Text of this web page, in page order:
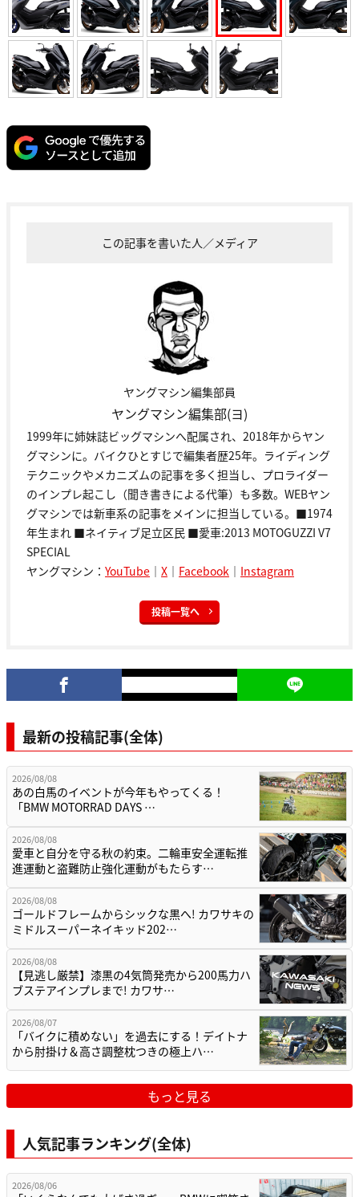
この記事を書いた人／メディア
ヤングマシン編集部員
ヤングマシン編集部(ヨ)
1999年に姉妹誌ビッグマシンへ配属され、2018年からヤン
グマシンに。バイクひとすじで編集者歴25年。ライディング
テクニックやメカニズムの記事を多く担当し、プロライダー
のインプレ起こし（聞き書きによる代筆）も多数。WEBヤン
グマシンでは新車系の記事をメインに担当している。■1974
年生まれ ■ネイティブ足立区民 ■愛車:2013 MOTOGUZZI V7
SPECIAL
ヤングマシン： YouTube ｜ X ｜ Facebook ｜ Instagram
投稿一覧へ
最新の投稿記事(全体)
2026/08/08
あの白馬のイベントが今年もやってくる！
「BMW MOTORRAD DAYS …
2026/08/08
愛車と自分を守る秋の約束。二輪車安全運転推
進運動と盗難防止強化運動がもたらす…
2026/08/08
ゴールドフレームからシックな黒へ! カワサキの
ミドルスーパーネイキッド202…
2026/08/08
【見逃し厳禁】漆黒の4気筒発売から200馬力ハ
ブステアインプレまで! カワサ…
2026/08/07
「バイクに積めない」を過去にする！デイトナ
から肘掛け＆高さ調整枕つきの極上ハ…
もっと見る
人気記事ランキング(全体)
2026/08/06